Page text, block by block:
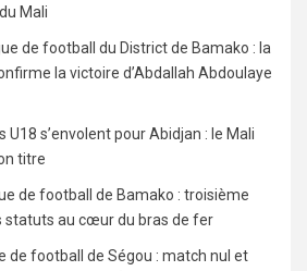
Mali
de football du District de Bamako : la
la victoire d’Abdallah Abdoulaye
U18 s’envolent pour Abidjan : le Mali
titre
de football de Bamako : troisième
statuts au cœur du bras de fer
de football de Ségou : match nul et